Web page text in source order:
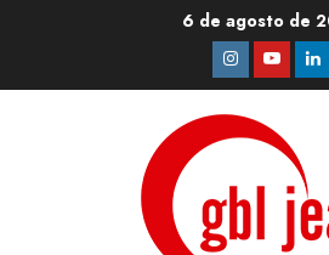
6 de agosto de
Instagram
Youtube